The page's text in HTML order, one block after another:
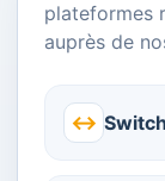
plateformes
auprès de
↔